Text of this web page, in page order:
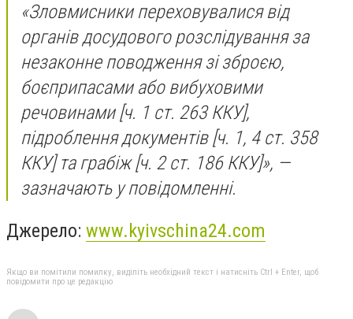
«Зловмисники переховувалися від
органів досудового розслідування за
незаконне поводження зі зброєю,
боєприпасами або вибуховими
речовинами [ч. 1 ст. 263 ККУ],
підроблення документів [ч. 1, 4 ст. 358
ККУ] та грабіж [ч. 2 ст. 186 ККУ]», —
зазначають у повідомленні.
Джерело: www.kyivschina24.com
Якщо ви помітили помилку, виділіть необхідний текст і натисніть Ctrl + Enter, щоб
повідомити про це редакцію